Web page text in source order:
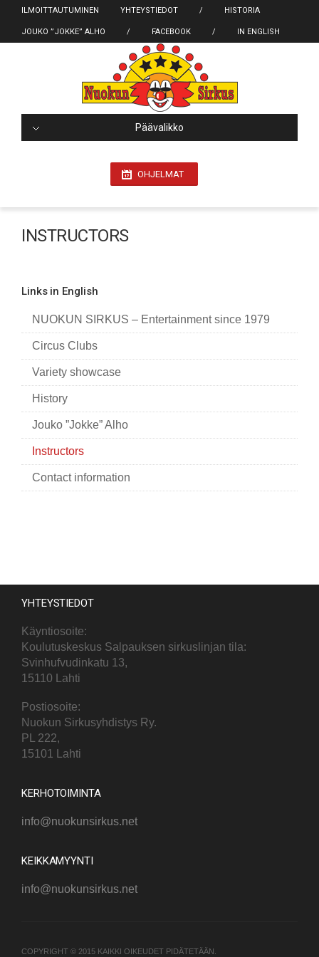
ILMOITTAUTUMINEN YHTEYSTIEDOT / HISTORIA
JOUKO ”JOKKE” ALHO / FACEBOOK / IN ENGLISH
Päävalikko
OHJELMAT
INSTRUCTORS
Links in English
NUOKUN SIRKUS – Entertainment since 1979
Circus Clubs
Variety showcase
History
Jouko ”Jokke” Alho
Instructors
Contact information
YHTEYSTIEDOT
Käyntiosoite:
Koulutuskeskus Salpauksen sirkuslinjan tila:
Svinhufvudinkatu 13,
15110 Lahti
Postiosoite:
Nuokun Sirkusyhdistys Ry.
PL 222,
15101 Lahti
KERHOTOIMINTA
info@nuokunsirkus.net
KEIKKAMYYNTI
info@nuokunsirkus.net
COPYRIGHT © 2015 KAIKKI OIKEUDET PIDÄTETÄÄN.